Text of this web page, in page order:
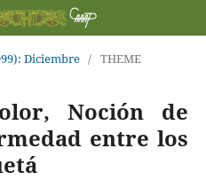
Diciembre / THEME
Noción de
entre los